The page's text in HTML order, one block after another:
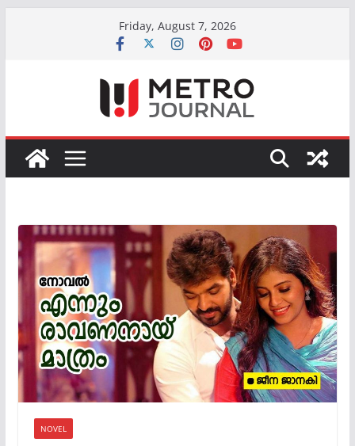
Friday, August 7, 2026
NOVEL